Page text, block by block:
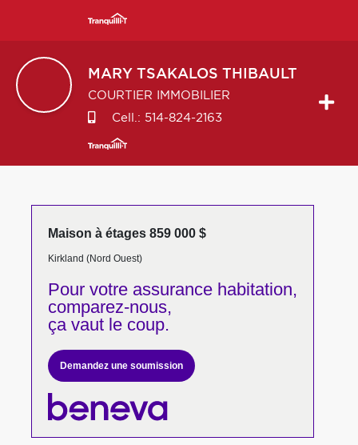
MARY TSAKALOS THIBAULT
COURTIER IMMOBILIER
Cell.: 514-824-2163
Maison à étages 859 000 $
Kirkland (Nord Ouest)
Pour votreassurance habitation,
comparez-nous,
ça vaut le coup.
Demandez une soumission